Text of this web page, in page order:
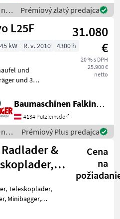
Kubota
/
Prémiový zlatý predajca
L25F
31.080
€
20 % s DPH
25.900 €
netto
kW R. v. 2010 4300 h
und
und 3
5200kg
Der Volvo L25F
guten
BAUMASCHINEN
Baumaschinen Falkinger
4134 Putzleinsdorf
/
Prémiový Plus predajca
&
Cena
na